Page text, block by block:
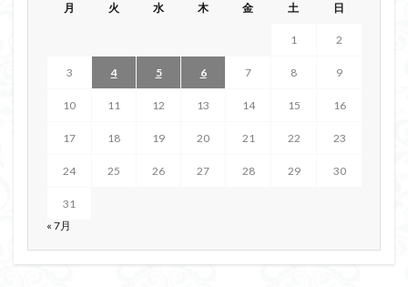
月 火 水 木 金 土 日
1 2
3 4 5 6 7 8 9
10 11 12 13 14 15 16
17 18 19 20 21 22 23
24 25 26 27 28 29 30
31
« 7月